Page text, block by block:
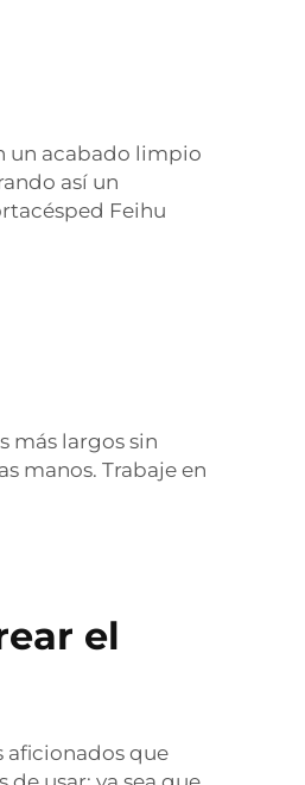
un acabado limpio
así un
Feihu
más largos sin
manos. Trabaje en
el
aficionados que